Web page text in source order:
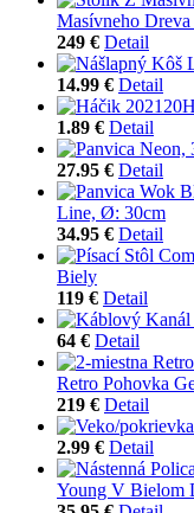
Masívneho
249 € Detail
14.99 € Detail
1.89 € Detail
27.95 € Detail
Line, Ø: 30cm
34.95 € Detail
Biely
119 € Detail
64 € Detail
Retro Pohovka
219 € Detail
2.99 € Detail
Young V Bielom